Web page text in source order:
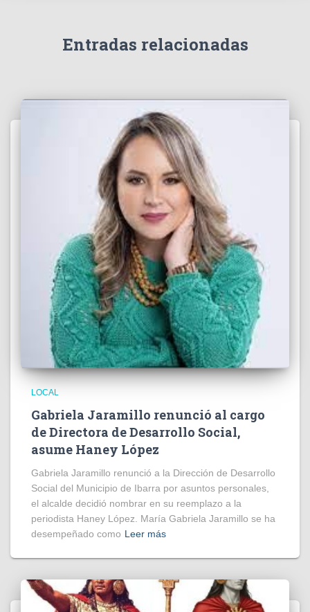
Entradas relacionadas
LOCAL
Gabriela Jaramillo renunció al cargo
de Directora de Desarrollo Social,
asume Haney López
Gabriela Jaramillo renunció a la Dirección de Desarrollo
Social del Municipio de Ibarra por asuntos personales,
el alcalde decidió nombrar en su reemplazo a la
periodista Haney López. María Gabriela Jaramillo se ha
desempeñado como Leer más